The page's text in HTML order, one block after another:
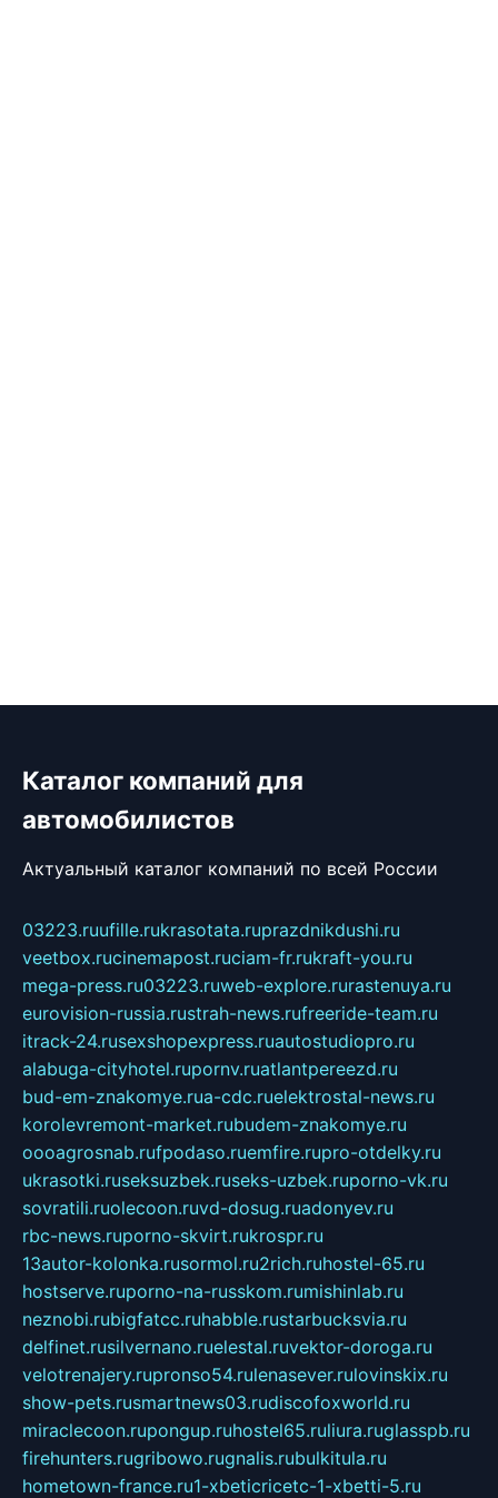
Каталог компаний для
автомобилистов
Актуальный каталог компаний по всей России
03223.ruufille.rukrasotata.ruprazdnikdushi.ru
veetbox.rucinemapost.ruciam-fr.rukraft-you.ru
mega-press.ru03223.ruweb-explore.rurastenuya.ru
eurovision-russia.rustrah-news.rufreeride-team.ru
itrack-24.rusexshopexpress.ruautostudiopro.ru
alabuga-cityhotel.rupornv.ruatlantpereezd.ru
bud-em-znakomye.rua-cdc.ruelektrostal-news.ru
korolevremont-market.rubudem-znakomye.ru
oooagrosnab.rufpodaso.ruemfire.rupro-otdelky.ru
ukrasotki.ruseksuzbek.ruseks-uzbek.ruporno-vk.ru
sovratili.ruolecoon.ruvd-dosug.ruadonyev.ru
rbc-news.ruporno-skvirt.rukrospr.ru
13autor-kolonka.rusormol.ru2rich.ruhostel-65.ru
hostserve.ruporno-na-russkom.rumishinlab.ru
neznobi.rubigfatcc.ruhabble.rustarbucksvia.ru
delfinet.rusilvernano.ruelestal.ruvektor-doroga.ru
velotrenajery.rupronso54.rulenasever.rulovinskix.ru
show-pets.rusmartnews03.rudiscofoxworld.ru
miraclecoon.rupongup.ruhostel65.ruliura.ruglasspb.ru
firehunters.rugribowo.rugnalis.rubulkitula.ru
hometown-france.ru1-xbeticricetc-1-xbetti-5.ru